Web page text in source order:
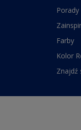
Farby
Kolor
Znajdź